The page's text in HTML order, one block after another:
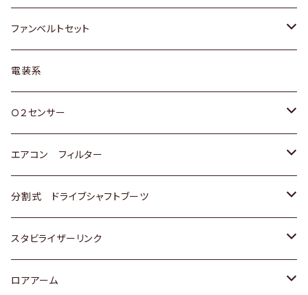
スバル
日野
マツダ
三菱
スバル
マツダ
ダイハツ
マツダ
三菱
スバル
スズキ
日産
ダイハツ
マツダ
三菱
スバル
トヨタ
スズキ
ダイハツ
三菱
スバル
ファンベルトセット
トヨタ
ホンダ
スズキ
日産
いすゞ
ダイハツ
電装系
Ｏ２センサー
トヨタ
ホンダ
スズキ
日産
エアコン フィルター
トヨタ
ホンダ
スズキ
分割式 ドライブシャフトブーツ
トヨタ
ホンダ
スタビライザーリンク
トヨタ
ロアアーム